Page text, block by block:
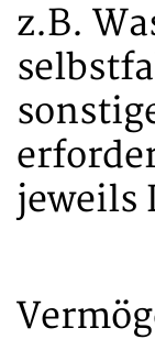
z.B.
jeweils